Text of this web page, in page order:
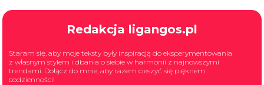
Redakcja ligangos.pl
Staram się, aby moje teksty były inspiracją do eksperymentowania
z własnym stylem i dbania o siebie w harmonii z najnowszymi
trendami. Dołącz do mnie, aby razem cieszyć się pięknem
codzienności!